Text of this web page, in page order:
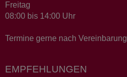
Freitag
08:00 bis 14:00 Uhr
Termine gerne nach Vereinbarung
EMPFEHLUNGEN